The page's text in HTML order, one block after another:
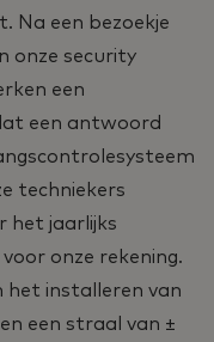
Na een bezoekje
onze security
een
een antwoord
techniekers
het jaarlijks
onze rekening.
het installeren van
een straal van ±